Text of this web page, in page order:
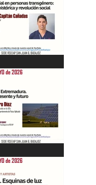
en personas
histórica y..."
02/06/26
Pasado,
Ángel Mulero Díaz.
05/26